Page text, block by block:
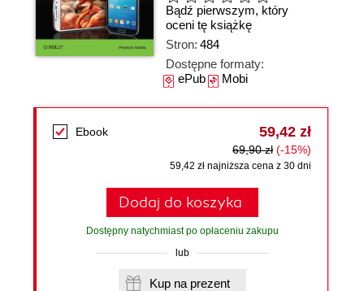
Bądź pierwszym, który
oceni tę książkę
Stron: 484
Dostępne formaty:
ePubMobi
Ebook 59,42 zł
69,90 zł (-15%)
59,42 zł najniższa cena z 30 dni
Dodaj do koszyka
Dostępny natychmiast po opłaceniu zakupu
lub
Kup na prezent